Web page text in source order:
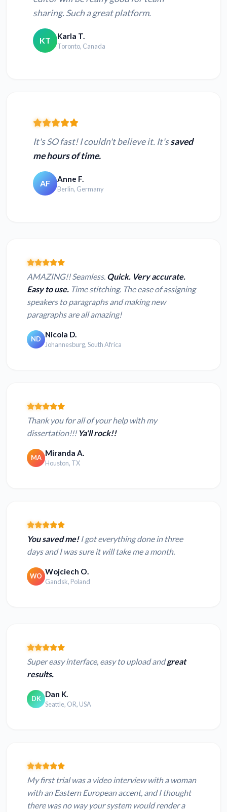
sharing. Such a great platform.
KT Karla T.
Toronto, Canada
It's SO fast! I couldn't believe it. It'ssaved
me hours of time.
AF Anne F.
Berlin, Germany
AMAZING!! Seamless. Quick. Very accurate.
Easy to use. Time stitching. The ease of assigning
speakers to paragraphs and making new
paragraphs are all amazing!
ND Nicola D.
Johannesburg, South Africa
Thank you for all of your help with my
dissertation!!! Ya'll rock!!
MA Miranda A.
Houston, TX
You saved me!I got everything done in three
days and I was sure it will take me a month.
WO Wojciech O.
Gandsk, Poland
Super easy interface, easy to upload andgreat
results.
DK Dan K.
Seattle, OR, USA
My first trial was a video interview with a woman
with an Eastern European accent, and I thought
there was no way your system would render a